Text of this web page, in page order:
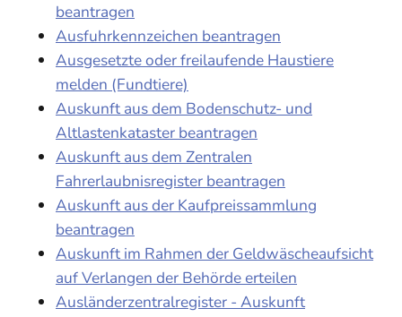
beantragen
Ausfuhrkennzeichen beantragen
Ausgesetzte oder freilaufende Haustiere
melden (Fundtiere)
Auskunft aus dem Bodenschutz- und
Altlastenkataster beantragen
Auskunft aus dem Zentralen
Fahrerlaubnisregister beantragen
Auskunft aus der Kaufpreissammlung
beantragen
Auskunft im Rahmen der Geldwäscheaufsicht
auf Verlangen der Behörde erteilen
Ausländerzentralregister - Auskunft